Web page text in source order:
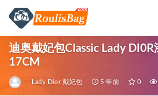
迪奥戴妃包Classic Lady
17CM
Lady Dior 戴妃包 5 年前 0